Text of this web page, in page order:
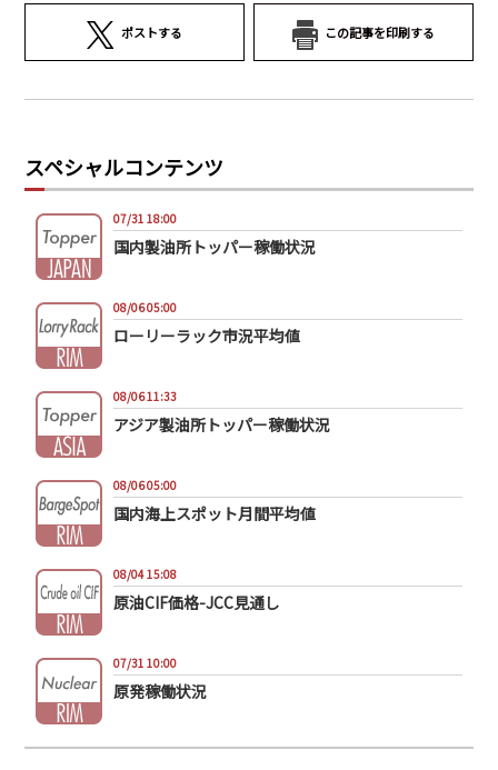
ポストする この記事を印刷する
スペシャルコンテンツ
07/31 18:00
国内製油所トッパー稼働状況
08/06 05:00
ローリーラック市況平均値
08/06 11:33
アジア製油所トッパー稼働状況
08/06 05:00
国内海上スポット月間平均値
08/04 15:08
原油CIF価格-JCC見通し
07/31 10:00
原発稼働状況